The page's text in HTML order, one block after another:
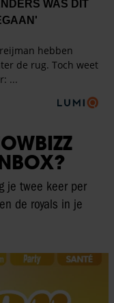
je twee keer per
de royals in je